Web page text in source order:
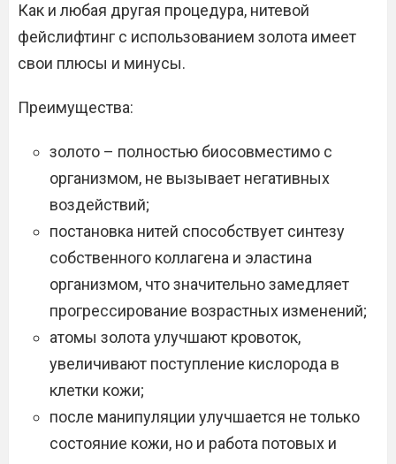
Как и любая другая процедура, нитевой
фейслифтинг с использованием золота имеет
свои плюсы и минусы.
Преимущества:
золото – полностью биосовместимо с
организмом, не вызывает негативных
воздействий;
постановка нитей способствует синтезу
собственного коллагена и эластина
организмом, что значительно замедляет
прогрессирование возрастных изменений;
атомы золота улучшают кровоток,
увеличивают поступление кислорода в
клетки кожи;
после манипуляции улучшается не только
состояние кожи, но и работа потовых и